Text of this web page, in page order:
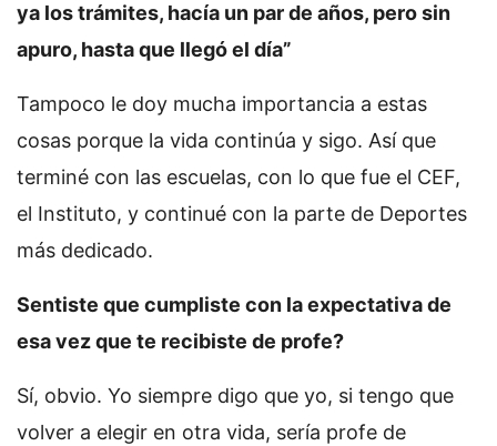
ya los trámites, hacía un par de años, pero sin
apuro, hasta que llegó el día”
Tampoco le doy mucha importancia a estas
cosas porque la vida continúa y sigo. Así que
terminé con las escuelas, con lo que fue el CEF,
el Instituto, y continué con la parte de Deportes
más dedicado.
Sentiste que cumpliste con la expectativa de
esa vez que te recibiste de profe?
Sí, obvio. Yo siempre digo que yo, si tengo que
volver a elegir en otra vida, sería profe de